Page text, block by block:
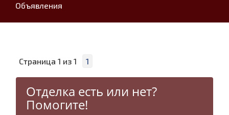
Объявления
Страница 1 из 1 1
Отделка есть или нет?
Помогите!